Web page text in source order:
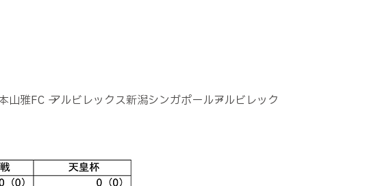
山雅FC → アルビレックス新潟シンガポール→アルビレック